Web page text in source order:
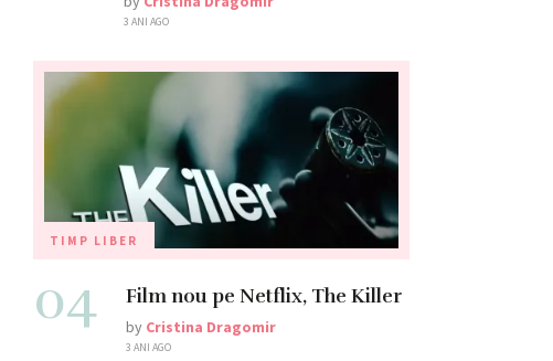
3 ANI AGO
TIMP LIBER
04 Film nou pe Netflix, The Killer
by Cristina Dragomir
3 ANI AGO